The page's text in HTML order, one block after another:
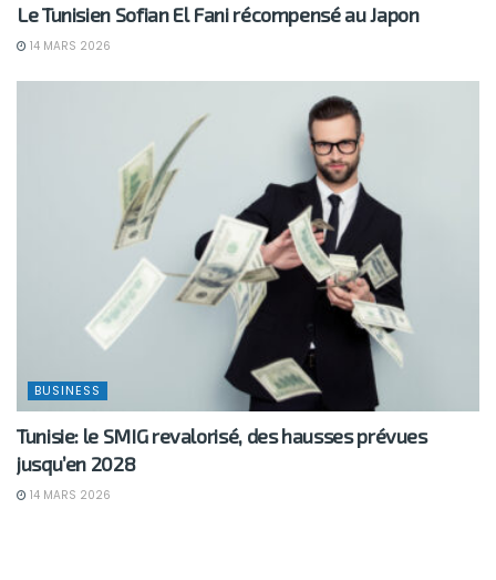
Le Tunisien Sofian El Fani récompensé au Japon
14 MARS 2026
BUSINESS
Tunisie: le SMIG revalorisé, des hausses prévues
jusqu’en 2028
14 MARS 2026